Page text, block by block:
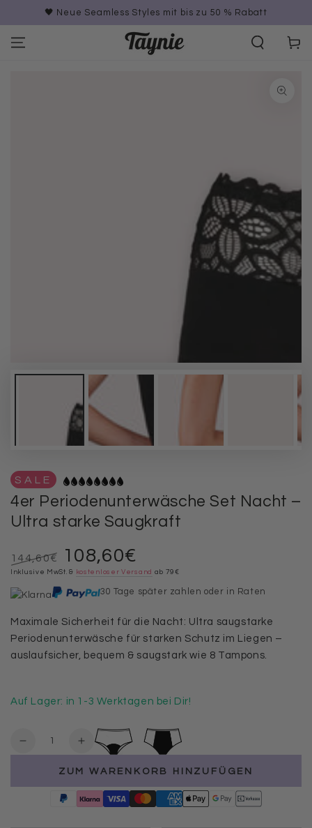
ZUM INHALT
SPRINGEN
🖤 Neue Seamless Styles mit bis zu 50 % Rabatt
aufmachen
SALE
4er Periodenunterwäsche Set Nacht –
Ultra starke Saugkraft
Regulärer
Preis
144,60€
Verkaufspreis
108,60€
Inklusive MwSt. & kostenloser Versand ab 79€
30 Tage später zahlen oder in Raten
Maximale Sicherheit für die Nacht: Ultra saugstarke
Periodenunterwäsche für starken Schutz im Liegen –
auslaufsicher, bequem & saugstark wie 8 Tampons.
Auf Lager: in 1-3 Werktagen bei Dir!
Verringere
Menge
für
Erhöhe
Menge
für
4er
ZUM WARENKORB HINZUFÜGEN